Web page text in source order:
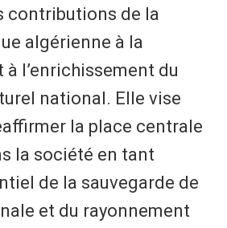
contributions de la
algérienne à la
l’enrichissement du
national. Elle vise
la place centrale
la société en tant
de la sauvegarde de
et du rayonnement